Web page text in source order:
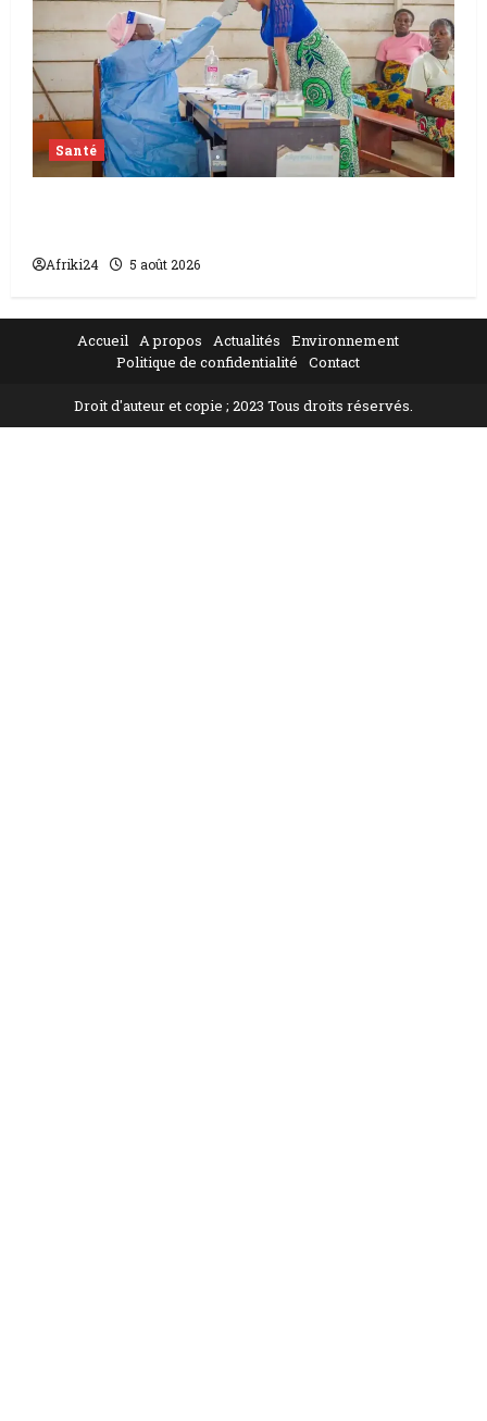
Santé
Afriki24 5 août 2026
Accueil A propos Actualités
Environnement
Politique de confidentialité
Contact
Droit d'auteur et copie ; 2023 Tous droits réservés.